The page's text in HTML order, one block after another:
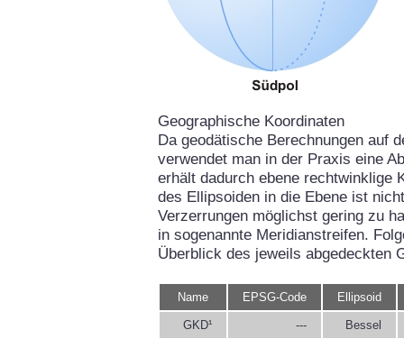
Geographische Koordinaten
Da geodätische Berechnungen auf
verwendet man in der Praxis eine
erhält dadurch ebene rechtwinklige
des Ellipsoiden in die Ebene ist
Verzerrungen möglichst gering zu
in sogenannte Meridianstreifen.
Überblick des jeweils abgedeckten
Name EPSG-Code Ellipsoid
GKD¹ --- Bessel